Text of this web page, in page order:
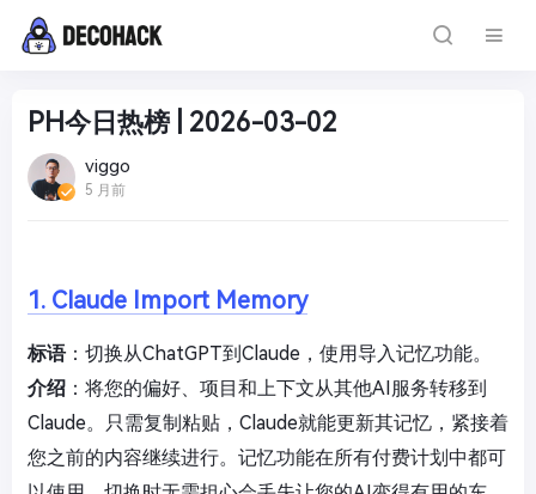
PH今日热榜 | 2026-03-02
viggo
5 月前
1. Claude Import Memory
标语：切换从ChatGPT到Claude，使用导入记忆功能。
介绍 ：将您的偏好、项目和上下文从其他AI服务转移到
Claude。只需复制粘贴，Claude就能更新其记忆，紧接着
您之前的内容继续进行。记忆功能在所有付费计划中都可